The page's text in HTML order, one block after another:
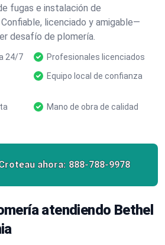
fugas e instalación de
licenciado y amigable—
desafío de plomería.
24/7
Profesionales licenciados
Equipo local de confianza
Mano de obra de calidad
ahora: 888-788-9978
atendiendo Bethel